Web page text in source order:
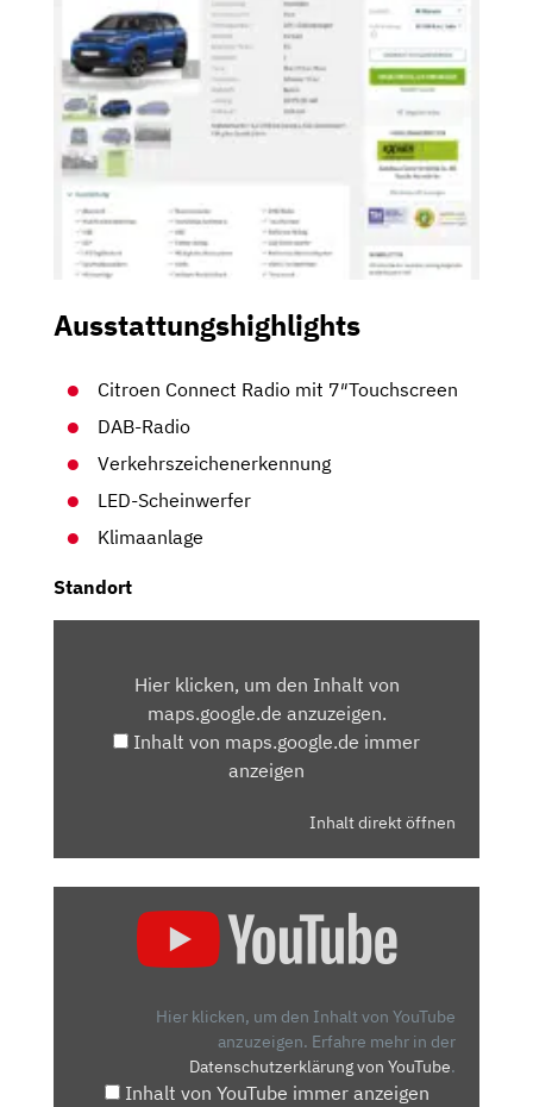
Ausstattungshighlights
Citroen Connect Radio mit 7″Touchscreen
DAB-Radio
Verkehrszeichenerkennung
LED-Scheinwerfer
Klimaanlage
Standort
MAPS.GOOGLE.DEHier klicken, um den Inhalt von
maps.google.de anzuzeigen.
Inhalt von maps.google.de immer
anzeigen
Inhalt direkt öffnen
Hier klicken, um den Inhalt von YouTube
anzuzeigen. Erfahre mehr in der
Datenschutzerklärung von YouTube.
Inhalt von YouTube immer anzeigen